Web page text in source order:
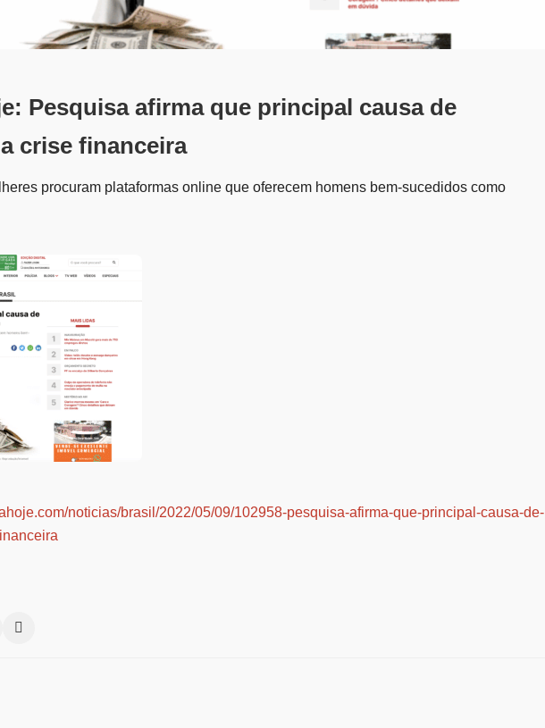
Pesquisa afirma que principal causa de
crise financeira
procuram plataformas online que oferecem homens bem-sucedidos como
noticias/brasil/2022/05/09/102958-pesquisa-afirma-que-principal-causa-de-